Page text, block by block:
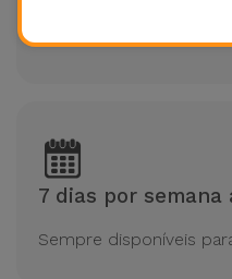
A reparação do seu
2 anos de Garantia
7 dias por semana
Sempre disponíveis